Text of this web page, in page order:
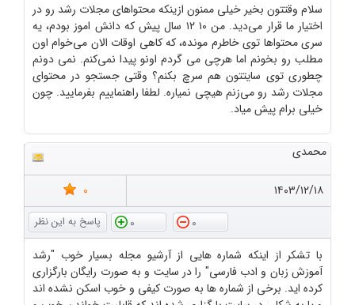
سلام وقتتون بخیر خیلی ممنون ازینکه محتواهای مجلات رشد رو در
اختیار ما قرار می‌دید. من ۱۰ ۱۲ سال پیش که دانش اموز بودم، یه
سری محتواها توی خاطرم مونده، که کاهی اوقات الان می‌خوام اون
مطلب رو بخونم اما هرچی می گردم اونو پیدا نمی‌کنم. نمی دونم
چطوری توی سایتتون هم سرچ بکنم؟ وقتی جستجو در محتوای
مجلات رشد رو می‌زنم هیچی نمیاره. لطفا راهنماییم بفرمایید. چون
خیلی برام پیش میاد.
محمدی
۱۴۰۳/۱۲/۱۸
0
0
0
با تشکر از اینکه شماره هایی از آرشیو مجله بسیار خوب "رشد
آموزش زبان و ادب فارسی" را در سایت و به صورت رایگان بارگزاری
کرده اید. برخی از شماره ها به صورت کیفی و خوب اسکن نشده اند